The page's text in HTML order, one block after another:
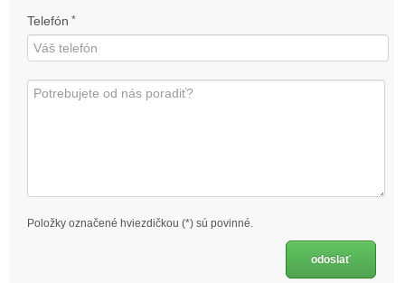
Telefón *
Položky označené hviezdičkou (*) sú povinné.